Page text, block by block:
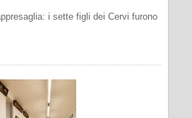
i sette figli dei Cervi furono